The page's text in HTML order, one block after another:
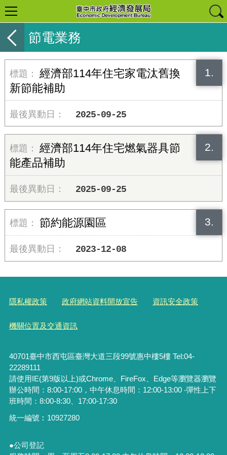
節電業務
1.
經濟部114年住宅家電汰舊換
新節能補助
2025-09-25
2.
經濟部114年住宅燃氣器具節
能產品補助
2025-09-25
3.
節約能源園區
2023-12-08
隱私權政策 政府網站資料開放宣告 資訊安全政策
機關位置及交通資訊
40701臺中市西屯區臺灣大道三段99號惠中樓5樓 Tel:04-
22289111
請使用IE(第9版以上)或Chrome、FireFox、Edge等瀏覽器瀏覽
辦公時間：8:00-17:00，中午休息時間：12:00-13:00 ‧彈性上下
班時間：8:00-8:30、17:00-17:30
統一編號︰ 10927280
●公司登記